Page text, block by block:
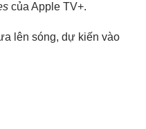
của Apple TV+.
lên sóng, dự kiến vào